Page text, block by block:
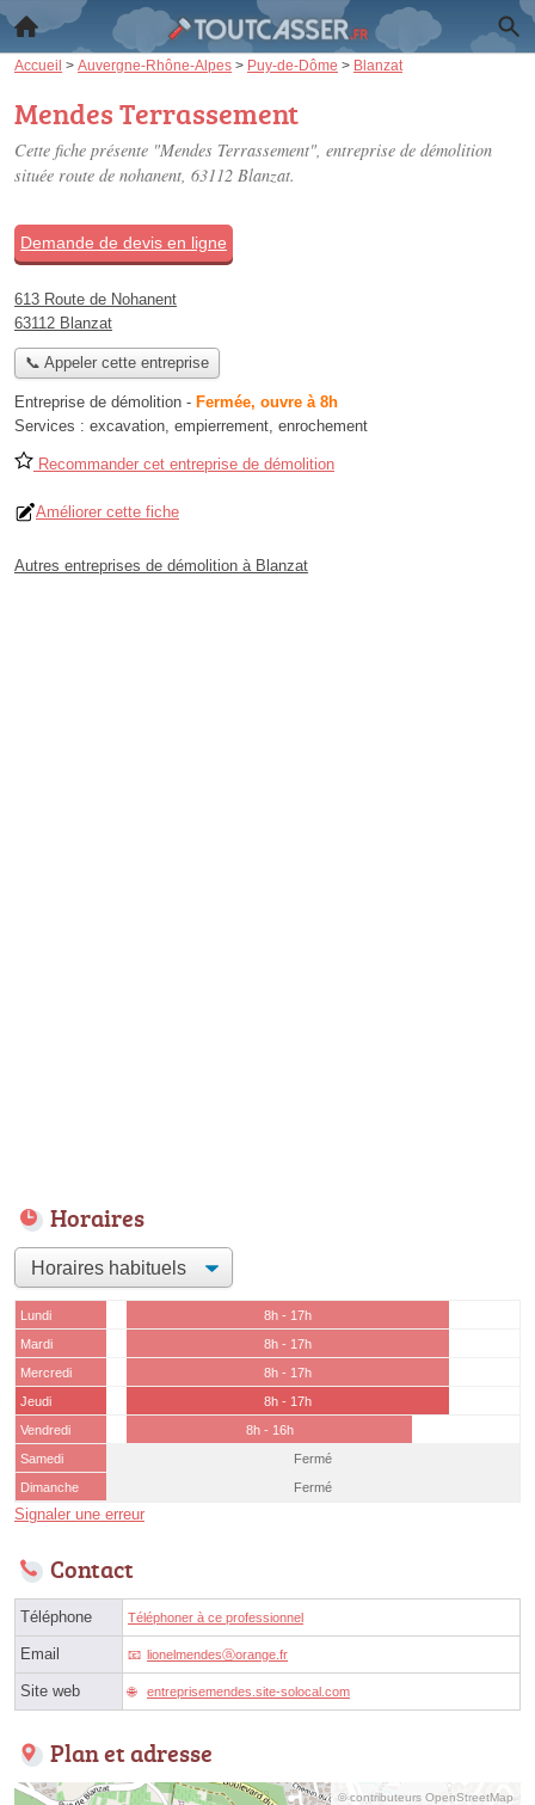
Accueil > Auvergne-Rhône-Alpes > Puy-de-Dôme > Blanzat
Mendes Terrassement
Cette fiche présente "Mendes Terrassement", entreprise de démolition
située route de nohanent, 63112 Blanzat.
Demande de devis en ligne
613 Route de Nohanent
63112 Blanzat
📞 Appeler cette entreprise
Entreprise de démolition - Fermée, ouvre à 8h
Services : excavation, empierrement, enrochement
Recommander cet entreprise de démolition
Améliorer cette fiche
Autres entreprises de démolition à Blanzat
Horaires
Lundi
8h - 17h
Mardi
8h - 17h
Mercredi
8h - 17h
Jeudi
8h - 17h
Vendredi
8h - 16h
Samedi
Fermé
Dimanche
Fermé
Signaler une erreur
Contact
Téléphone Téléphoner à ce professionnel
Email lionelmendesⓐorange.fr
Site web entreprisemendes.site-solocal.com
Plan et adresse
© contributeurs OpenStreetMap